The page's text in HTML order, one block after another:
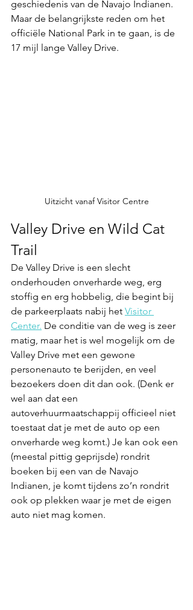
geschiedenis van de Navajo Indianen.
Maar de belangrijkste reden om het
officiële National Park in te gaan, is de
17 mijl lange Valley Drive.
Uitzicht vanaf Visitor Centre
Valley Drive en Wild Cat
Trail
De Valley Drive is een slecht
onderhouden onverharde weg, erg
stoffig en erg hobbelig, die begint bij
de parkeerplaats nabij het Visitor
Center. De conditie van de weg is zeer
matig, maar het is wel mogelijk om de
Valley Drive met een gewone
personenauto te berijden, en veel
bezoekers doen dit dan ook. (Denk er
wel aan dat een
autoverhuurmaatschappij officieel niet
toestaat dat je met de auto op een
onverharde weg komt.) Je kan ook een
(meestal pittig geprijsde) rondrit
boeken bij een van de Navajo
Indianen, je komt tijdens zo’n rondrit
ook op plekken waar je met de eigen
auto niet mag komen.